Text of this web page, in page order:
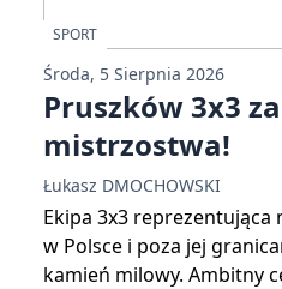
SPORT
Środa, 5 Sierpnia 2026
Pruszków 3x3
mistrzostwa!
Łukasz DMOCHOWSKI
Ekipa 3x3
w Polsce i poza jej
kamień milowy. Ambitny